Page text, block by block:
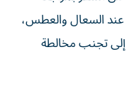
عند السعال والعطس،
تجنب مخالطة